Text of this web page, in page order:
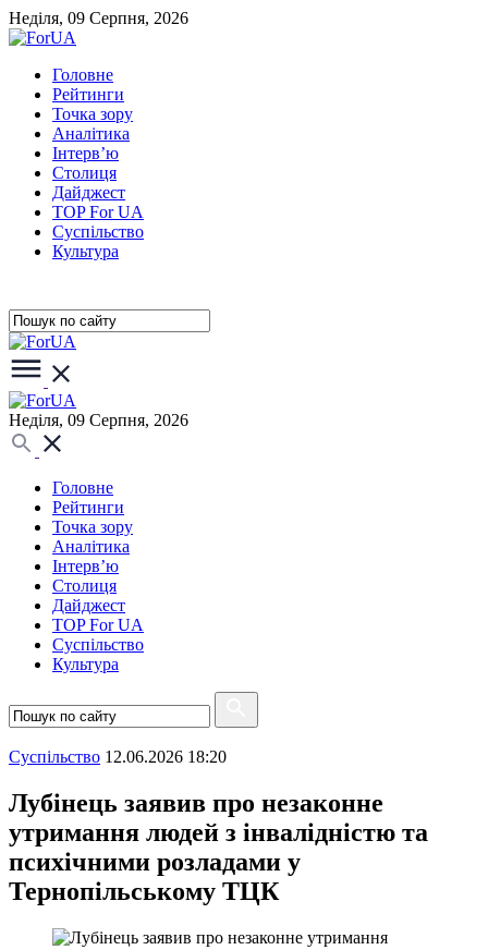
Неділя, 09 Серпня, 2026
Головне
Рейтинги
Точка зору
Аналітика
Інтерв’ю
Столиця
Дайджест
TOP For UA
Суспiльство
Культура
Неділя, 09 Серпня, 2026
Головне
Рейтинги
Точка зору
Аналітика
Інтерв’ю
Столиця
Дайджест
TOP For UA
Суспiльство
Культура
Суспiльство 12.06.2026 18:20
Лубінець заявив про незаконне
утримання людей з інвалідністю та
психічними розладами у
Тернопільському ТЦК